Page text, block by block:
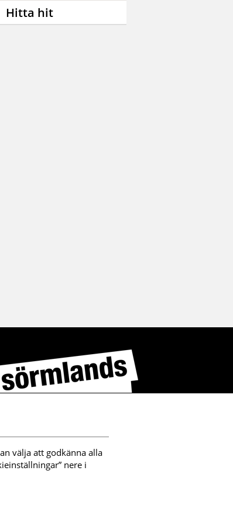
Hitta hit
välja att godkänna alla
nere i